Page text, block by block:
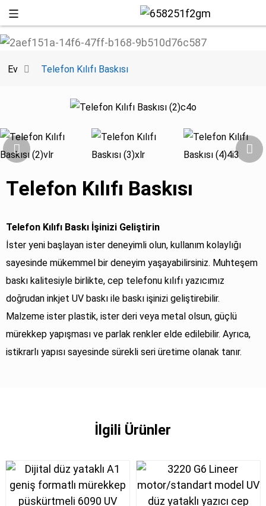
Ev Telefon Kılıfı Baskısı
Telefon Kılıfı Baskısı
Telefon Kılıfı Baskı İşinizi Geliştirin
İster yeni başlayan ister deneyimli olun, kullanım kolaylığı
sayesinde mükemmel bir deneyim yaşayabilirsiniz. Muhteşem
baskı kalitesiyle birlikte, cep telefonu kılıfı yazıcımız
doğrudan inkjet UV baskı ile baskı işinizi geliştirebilir.
Malzeme ister plastik, ister deri veya metal olsun, güçlü
mürekkep yapışması ve parlak renkler elde edilebilir. Ayrıca,
istikrarlı yapısı sayesinde sürekli seri üretime olanak tanır.
İlgili Ürünler